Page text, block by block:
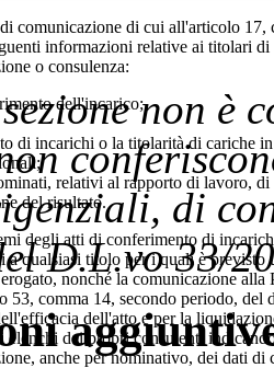
comunicazione di cui all'articolo
informazioni relative ai titolari
o consulenza:
dell'incarico;
di incarichi o la titolarità di cariche
relativi al rapporto di lavoro,
del risultato.
degli atti di conferimento di
a qualsiasi titolo per i quali è
nonché la comunicazione
53, comma 14, secondo periodo,
dell'atto e per la
dei propri consulenti
anche per nominativo, dei dati di
non
di
D.L.vo 33/